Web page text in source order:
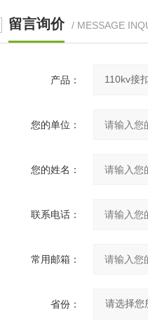
留言询价 / MESSAGE
产品：
您的单位：
您的姓名：
联系电话：
常用邮箱：
省份：